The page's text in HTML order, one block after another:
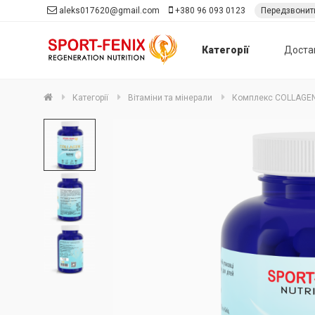
Категорії
aleks017620@gmail.com +380 96 093 0123
Категорії Вітаміни та мінерали Комплекс